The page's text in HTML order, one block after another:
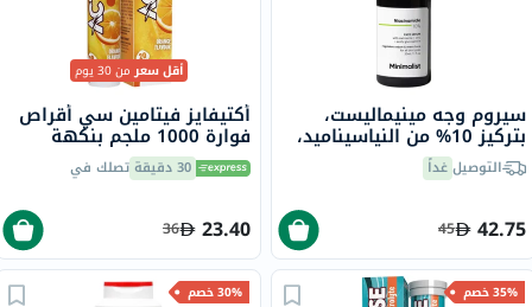
سيروم وجه مينيماليست،
بتركيز 10% من النياسيناميد،
30 ملالتوصيلغداً
42.75
45
أقل سعرمن 30 يوم
أكتيفايز فيتامين سي أقراص
فوارة 1000 ملجم بنكهة
البرتقال حزمة من 20
30 دقيقة تصلك في
23.40
36
35% خصم 30% خصم